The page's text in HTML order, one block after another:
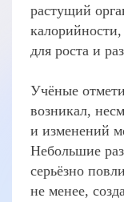
растущий
для роста и
Учёные
возникал,
и изменений
Небольшие
серьёзно
не менее,